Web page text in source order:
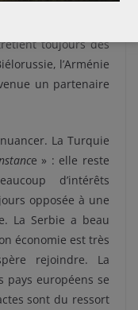
toujours des
l’Arménie
un partenaire
La Turquie
e » : elle reste
d’intérêts
opposée à une
La Serbie a beau
économie est très
rejoindre. La
pays européens se
sont du ressort